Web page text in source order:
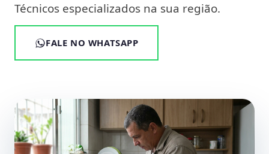
Técnicos especializados na sua região.
FALE NO WHATSAPP